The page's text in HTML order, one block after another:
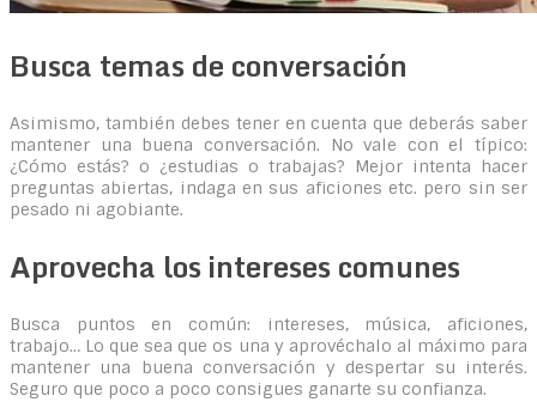
Busca temas de conversación
Asimismo, también debes tener en cuenta que deberás saber
mantener una buena conversación. No vale con el típico:
¿Cómo estás? o ¿estudias o trabajas? Mejor intenta hacer
preguntas abiertas, indaga en sus aficiones etc. pero sin ser
pesado ni agobiante.
Aprovecha los intereses comunes
Busca puntos en común: intereses, música, aficiones,
trabajo… Lo que sea que os una y aprovéchalo al máximo para
mantener una buena conversación y despertar su interés.
Seguro que poco a poco consigues ganarte su confianza.